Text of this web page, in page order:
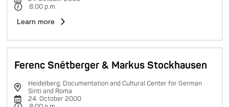
8:00 p.m.
Learn more
Ferenc Snétberger & Markus Stockhausen
Heidelberg, Documentation and Cultural Center for German
Sinti and Roma
24. October 2000